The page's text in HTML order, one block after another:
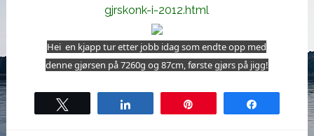
gjrskonk-i-2012.html
Hei en kjapp tur etter jobb idag som endte opp med
denne gjørsen på 7260g og 87cm, første gjørs på jigg!